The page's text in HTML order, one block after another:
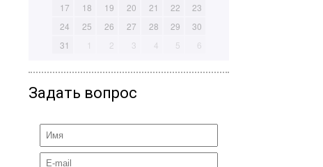
17
18 19 20 21 22
23
24
25 26 27 28 29
30
31
1 2 3 4 5 6
Задать вопрос